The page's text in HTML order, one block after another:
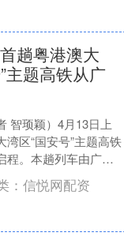
趟粤港澳大
主题高铁从广
智顼颖）4月13日上
区“国安号”主题高铁
程。本趟列车由广州
，以“轨道上的国家安
： 信悦网配资